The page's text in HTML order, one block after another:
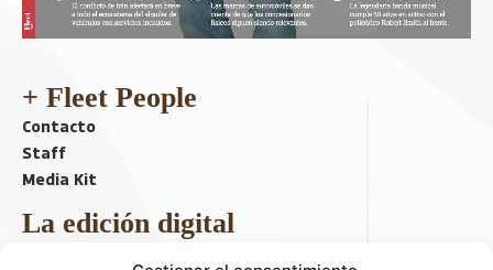
+ Fleet People
Contacto
Staff
Media Kit
La edición digital
Descargar último ejemplar